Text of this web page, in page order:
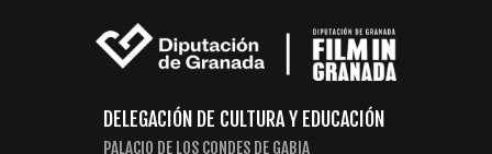
DELEGACIÓN DE CULTURA Y EDUCACIÓN
PALACIO DE LOS CONDES DE GABIA